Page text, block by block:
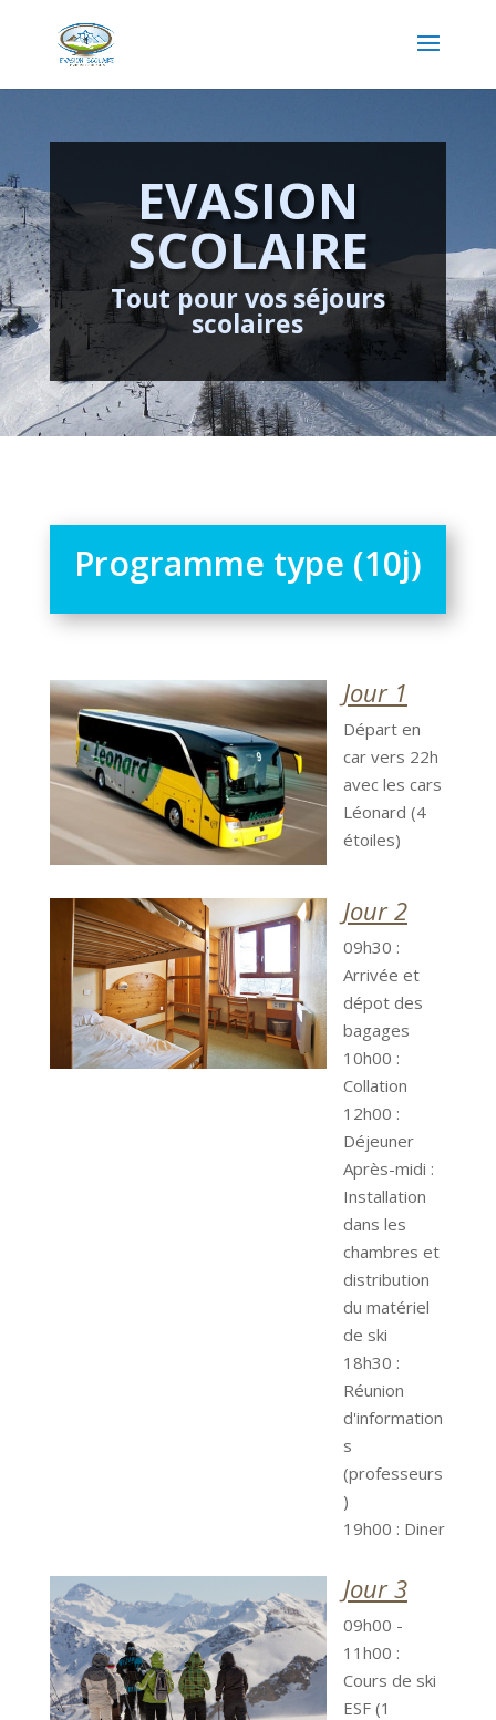
EVASION
SCOLAIRE
Tout pour vos séjours
scolaires
Programme type (10j)
Jour 1
Départ en
car vers 22h
avec les cars
Léonard (4
étoiles)
Jour 2
09h30 :
Arrivée et
dépot des
bagages
10h00 :
Collation
12h00 :
Déjeuner
Après-midi :
Installation
dans les
chambres et
distribution
du matériel
de ski
18h30 :
Réunion
d'information
s
(professeurs
)
19h00 : Diner
Jour 3
09h00 -
11h00 :
Cours de ski
ESF (1